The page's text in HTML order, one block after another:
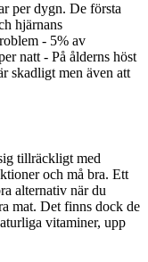
per dygn. De första
hjärnans
- 5% av
natt - På ålderns höst
skadligt men även att
tillräckligt med
och må bra. Ett
alternativ när du
mat. Det finns dock de
vitaminer, upp